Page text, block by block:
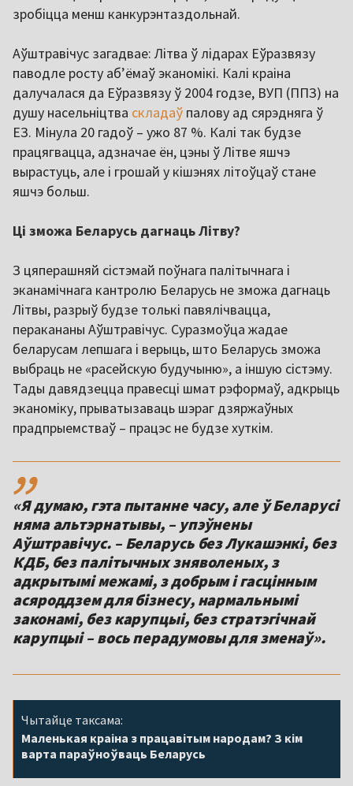
зробіцца менш канкурэнтаздольнай.
Аўштравічус загадвае: Літва ў лідарах Еўразвязу
паводле росту аб’ёмаў эканомікі. Калі краіна
далучалася да Еўразвязу ў 2004 годзе, ВУП (ППЗ) на
душу насельніцтва складаў палову ад сярэдняга ў
ЕЗ. Мінула 20 гадоў – ужо 87 %. Калі так будзе
працягвацца, адзначае ён, цэны ў Літве яшчэ
вырастуць, але і грошай у кішэнях літоўцаў стане
яшчэ больш.
Ці зможа Беларусь дагнаць Літву?
З цяперашняй сістэмай поўнага палітычнага і
эканамічнага кантролю Беларусь не зможа дагнаць
Літвы, разрыў будзе толькі павялічвацца,
перакананы Аўштравічус. Суразмоўца жадае
беларусам лепшага і верыць, што Беларусь зможа
выбраць не «расейскую будучыню», а іншую сістэму.
Тады давядзецца правесці шмат рэформаў, адкрыць
эканоміку, прыватызаваць шэраг дзяржаўных
прадпрыемстваў – працэс не будзе хуткім.
,,
«Я думаю, гэта пытанне часу, але ў Беларусі
няма альтэрнатывы, – упэўнены
Аўштравічус. – Беларусь без Лукашэнкі, без
КДБ, без палітычных зняволеных, з
адкрытымі межамі, з добрым і гасцінным
асяроддзем для бізнесу, нармальнымі
законамі, без карупцыі, без стратэгічнай
карупцыі – вось перадумовы для зменаў».
Чытайце таксама:
Маленькая краіна з працавітым народам? З кім
варта параўноўваць Беларусь